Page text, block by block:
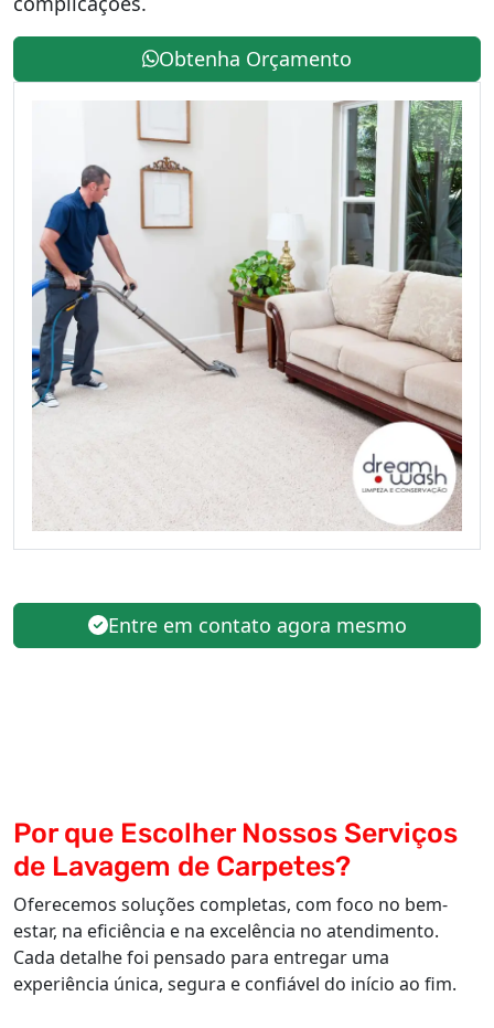
Obtenha Orçamento
Entre em contato agora mesmo
Por que Escolher Nossos Serviços
de Lavagem de Carpetes?
Oferecemos soluções completas, com foco no bem-
estar, na eficiência e na excelência no atendimento.
Cada detalhe foi pensado para entregar uma
experiência única, segura e confiável do início ao fim.